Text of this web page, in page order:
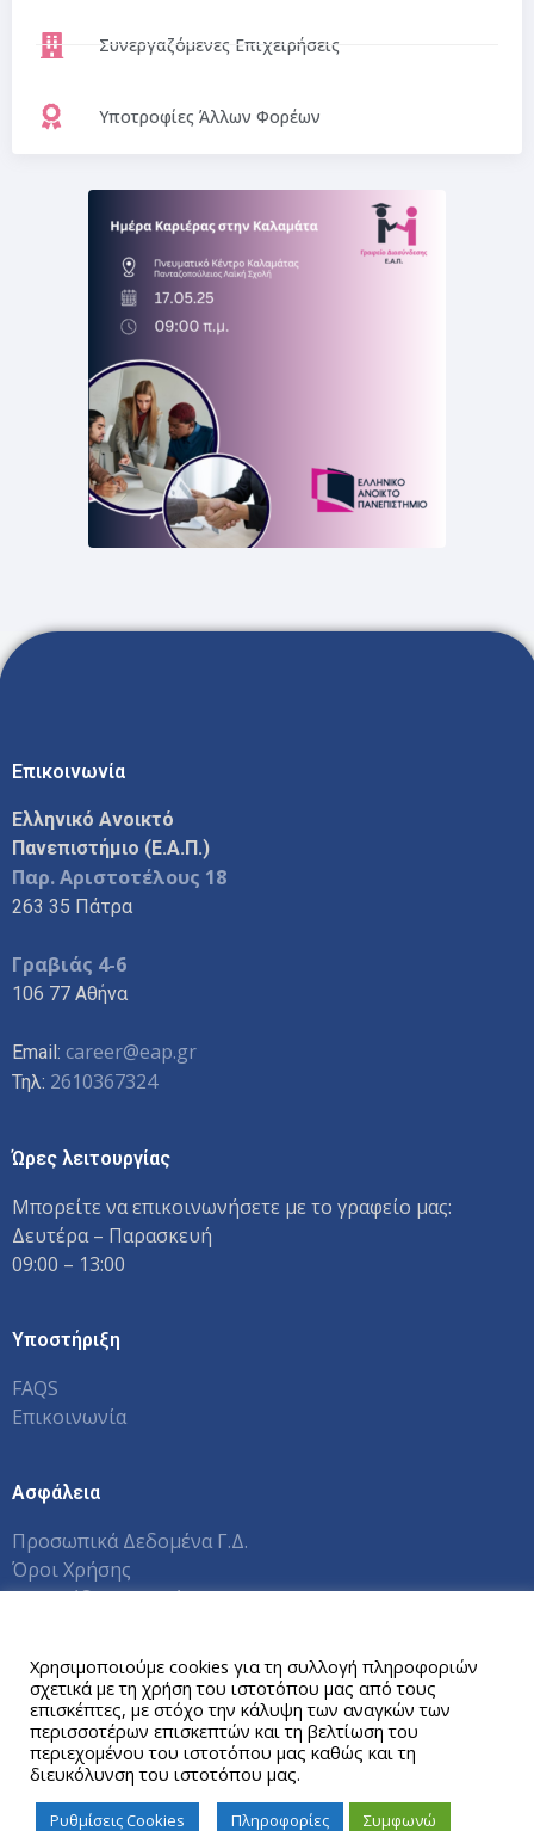
Συνεργαζόμενες Επιχειρήσεις
Υποτροφίες Άλλων Φορέων
Επικοινωνία
Ελληνικό Ανοικτό
Πανεπιστήμιο (Ε.Α.Π.)
Παρ. Αριστοτέλους 18
263 35 Πάτρα
Γραβιάς 4-6
106 77 Αθήνα
Email: career@eap.gr
Τηλ: 2610367324
Ώρες λειτουργίας
Μπορείτε να επικοινωνήσετε με το γραφείο μας:
Δευτέρα – Παρασκευή
09:00 – 13:00
Υποστήριξη
FAQS
Επικοινωνία
Ασφάλεια
Προσωπικά Δεδομένα Γ.Δ.
Όροι Χρήσης
Εγχειρίδια Χρηστών Π.Σ.
Copyright © 2026 Γραφείο Διασύνδεσης ΕΑΠ
Χρησιμοποιούμε cookies για τη συλλογή πληροφοριών
σχετικά με τη χρήση του ιστοτόπου μας από τους
επισκέπτες, με στόχο την κάλυψη των αναγκών των
περισσοτέρων επισκεπτών και τη βελτίωση του
περιεχομένου του ιστοτόπου μας καθώς και τη
διευκόλυνση του ιστοτόπου μας.
Ρυθμίσεις Cookies Πληροφορίες Συμφωνώ